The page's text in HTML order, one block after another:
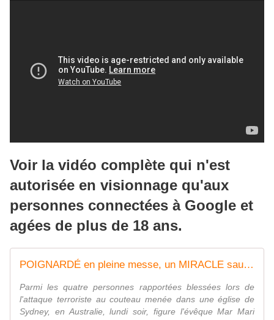
Voir la vidéo complète qui n'est
autorisée en visionnage qu'aux
personnes connectées à Google et
agées de plus de 18 ans.
POIGNARDÉ en pleine messe, un MIRACLE sauve le prêtre MAR MARI EMMANUEL 🙏
Parmi les quatre personnes rapportées blessées lors de
l'attaque terroriste au couteau menée dans une église de
Sydney, en Australie, lundi soir, figure l'évêque Mar Mari